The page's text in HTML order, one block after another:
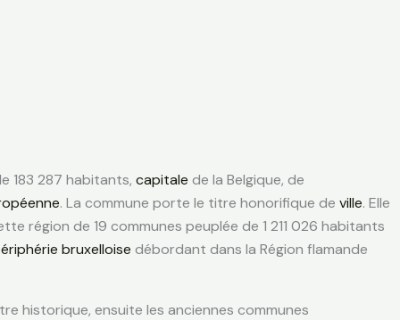
183 287 habitants, capitale de la Belgique, de
. La commune porte le titre honorifique de ville. Elle
région de 19 communes peuplée de 1 211 026 habitants
bruxelloise débordant dans la Région flamande
historique, ensuite les anciennes communes